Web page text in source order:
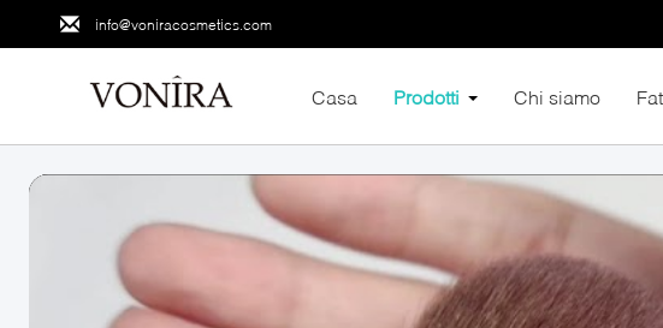
info@voniracosmetics.com
Casa Prodotti Chi siamo